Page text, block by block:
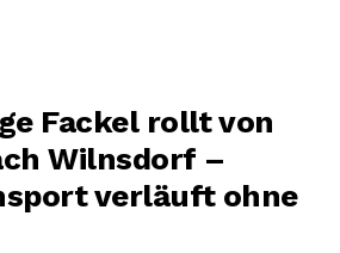
Fackel rollt von
Wilnsdorf –
verläuft ohne